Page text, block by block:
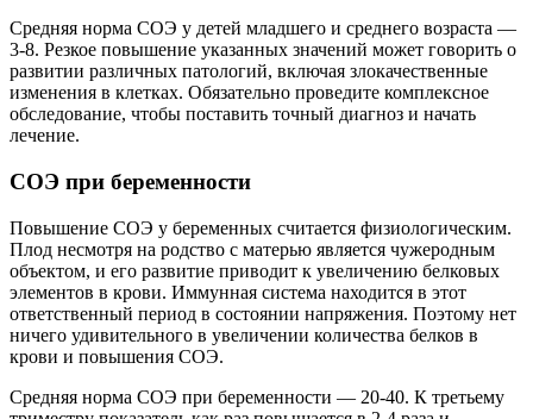
Средняя норма СОЭ у детей младшего и среднего возраста —
3-8. Резкое повышение указанных значений может говорить о
развитии различных патологий, включая злокачественные
изменения в клетках. Обязательно проведите комплексное
обследование, чтобы поставить точный диагноз и начать
лечение.
СОЭ при беременности
Повышение СОЭ у беременных считается физиологическим.
Плод несмотря на родство с матерью является чужеродным
объектом, и его развитие приводит к увеличению белковых
элементов в крови. Иммунная система находится в этот
ответственный период в состоянии напряжения. Поэтому нет
ничего удивительного в увеличении количества белков в
крови и повышения СОЭ.
Средняя норма СОЭ при беременности — 20-40. К третьему